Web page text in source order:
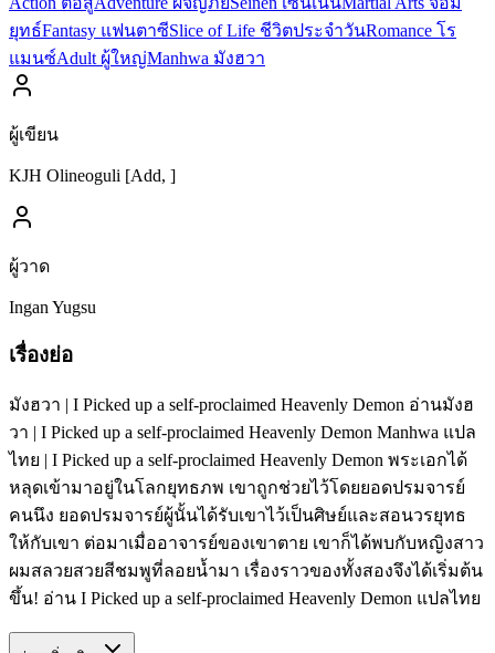
ยุทธ์Fantasy แฟนตาซีSlice of Life ชีวิตประจำวันRomance โร
แมนซ์Adult ผู้ใหญ่Manhwa มังฮวา
ผู้เขียน
KJH Olineoguli [Add, ]
ผู้วาด
Ingan Yugsu
เรื่องย่อ
มังฮวา | I Picked up a self-proclaimed Heavenly Demon อ่านมังฮ
วา | I Picked up a self-proclaimed Heavenly Demon Manhwa แปล
ไทย | I Picked up a self-proclaimed Heavenly Demon พระเอกได้
หลุดเข้ามาอยู่ในโลกยุทธภพ เขาถูกช่วยไว้โดยยอดปรมจารย์
คนนึง ยอดปรมจารย์ผู้นั้นได้รับเขาไว้เป็นศิษย์และสอนวรยุทธ
ให้กับเขา ต่อมาเมื่ออาจารย์ของเขาตาย เขาก็ได้พบกับหญิงสาว
ผมสลวยสวยสีชมพูที่ลอยน้ำมา เรื่องราวของทั้งสองจึงได้เริ่มต้น
ขึ้น! อ่าน I Picked up a self-proclaimed Heavenly Demon แปลไทย